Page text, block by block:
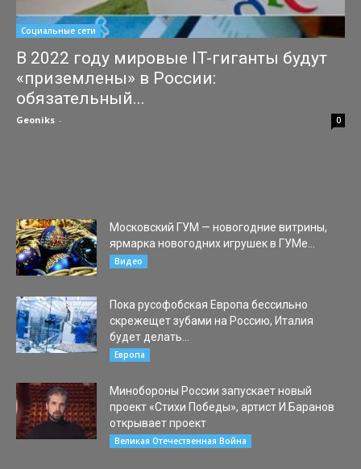
Социальные сети
В 2022 году мировые IT-гиганты будут
«приземлены» в России:
обязательный...
Geoniks - 0
Московский ГУМ — новогодние витрины,
ярмарка новогодних игрушек в ГУМе...
Видео
Пока русофобская Европа бессильно
скрежещет зубами на Россию, Италия
будет делать...
Европа
Минобороны России запускает новый
проект «Стихи Победы», артист И.Баранов
открывает проект
Великая Отечественная Война